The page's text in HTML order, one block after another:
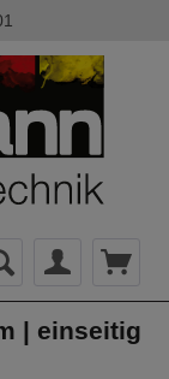
| einseitig